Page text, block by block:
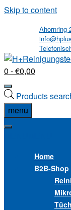
Skip to content
Ahornring
0 - €0,00
Products
menu
Home
B2B-Shop